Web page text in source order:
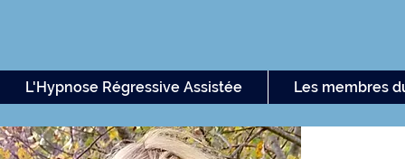
L'Hypnose Régressive Assistée Les membres